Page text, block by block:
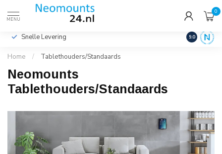
MENU
0
Incl. btw
Snelle Levering Hoge
9.0
Home / Tablethouders/Standaards
Neomounts
Tablethouders/Standaards